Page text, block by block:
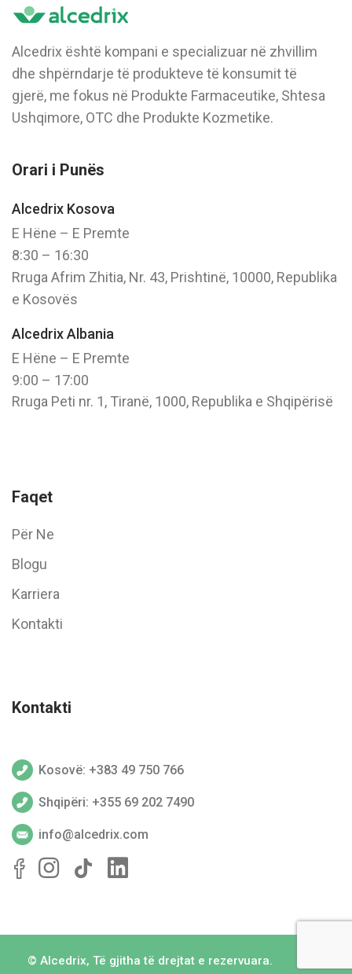
Alcedrix është kompani e specializuar në zhvillim
dhe shpërndarje të produkteve të konsumit të
gjerë, me fokus në Produkte Farmaceutike, Shtesa
Ushqimore, OTC dhe Produkte Kozmetike.
Orari i Punës
Alcedrix Kosova
E Hëne – E Premte
8:30 – 16:30
Rruga Afrim Zhitia, Nr. 43, Prishtinë, 10000, Republika
e Kosovës
Alcedrix Albania
E Hëne – E Premte
9:00 – 17:00
Rruga Peti nr. 1, Tiranë, 1000, Republika e Shqipërisë
Faqet
Për Ne
Blogu
Karriera
Kontakti
Kontakti
Kosovë: +383 49 750 766
Shqipëri: +355 69 202 7490
info@alcedrix.com
©Alcedrix, Të gjitha të drejtat e rezervuara.